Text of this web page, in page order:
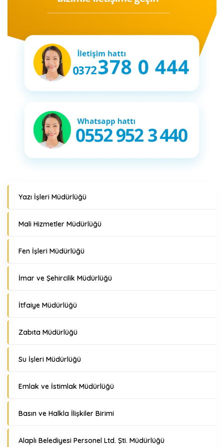
Yazı İşleri Müdürlüğü
Mali Hizmetler Müdürlüğü
Fen İşleri Müdürlüğü
İmar ve Şehircilik Müdürlüğü
İtfaiye Müdürlüğü
Zabıta Müdürlüğü
Su İşleri Müdürlüğü
Emlak ve İstimlak Müdürlüğü
Basın ve Halkla İlişkiler Birimi
Alaplı Belediyesi Personel Ltd. Şti. Müdürlüğü